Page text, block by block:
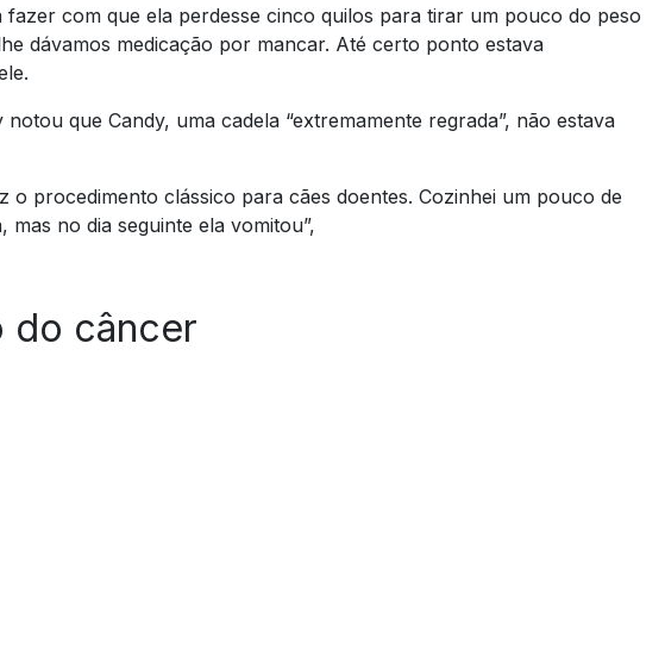
fazer com que ela perdesse cinco quilos para tirar um pouco do peso
dávamos medicação por mancar. Até certo ponto estava
que Candy, uma cadela “extremamente regrada”, não estava
o procedimento clássico para cães doentes. Cozinhei um pouco de
no dia seguinte ela vomitou”,
do câncer